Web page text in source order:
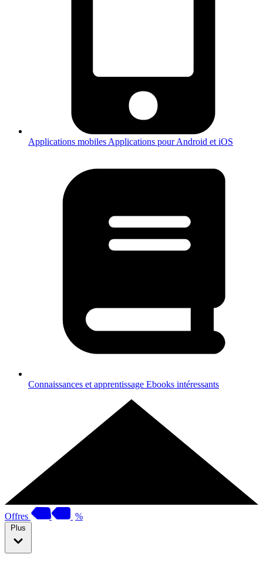
Applications mobiles Applications pour Android et iOS
Connaissances et apprentissage Ebooks intéressants
Offres %
Plus